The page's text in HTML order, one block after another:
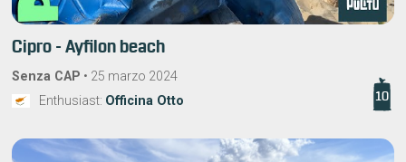
Cipro - Ayfilon beach
Senza CAP • 25 marzo 2024
Enthusiast: Officina Otto 10